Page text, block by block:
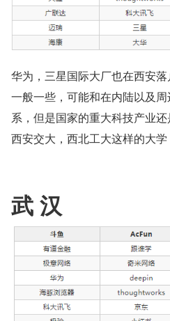
华为，三星国际大厂也在西安
一般一些，可能和在内陆以及
系，但是国家的重大科技产业
西安交大，西北工大这样的大学
武 汉